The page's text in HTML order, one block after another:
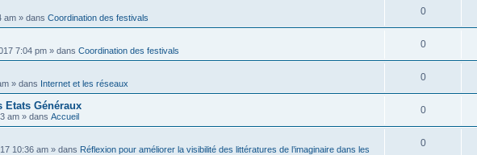
am » dans Coordination des festivals
0
7:04 pm » dans Coordination des festivals
0
» dans Internet et les réseaux
0
Etats Généraux
am » dans Accueil
0
10:36 am » dans Réflexion pour améliorer la visibilité des littératures de l’imaginaire dans les
0